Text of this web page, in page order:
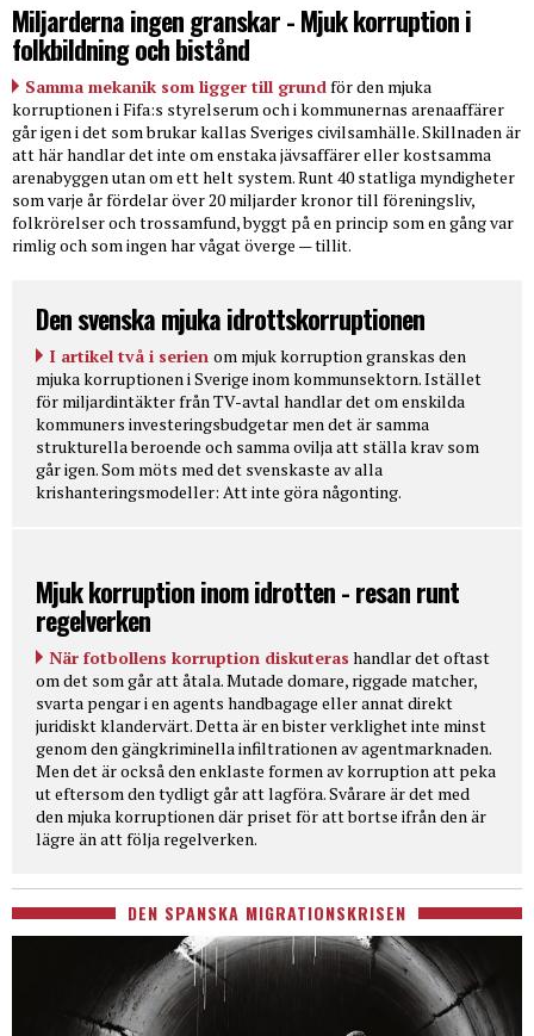
Miljarderna ingen granskar - Mjuk korruption i
folkbildning och bistånd
Samma mekanik som ligger till grundför den mjuka
korruptionen i Fifa:s styrelserum och i kommunernas arenaaffärer
går igen i det som brukar kallas Sveriges civilsamhälle. Skillnaden är
att här handlar det inte om enstaka jävsaffärer eller kostsamma
arenabyggen utan om ett helt system. Runt 40 statliga myndigheter
som varje år fördelar över 20 miljarder kronor till föreningsliv,
folkrörelser och trossamfund, byggt på en princip som en gång var
rimlig och som ingen har vågat överge — tillit.
Den svenska mjuka idrottskorruptionen
I artikel två i serien om mjuk korruption granskas den
mjuka korruptionen i Sverige inom kommunsektorn. Istället
för miljardintäkter från TV-avtal handlar det om enskilda
kommuners investeringsbudgetar men det är samma
strukturella beroende och samma ovilja att ställa krav som
går igen. Som möts med det svenskaste av alla
krishanteringsmodeller: Att inte göra någonting.
Mjuk korruption inom idrotten - resan runt
regelverken
När fotbollens korruption diskuteras handlar det oftast
om det som går att åtala. Mutade domare, riggade matcher,
svarta pengar i en agents handbagage eller annat direkt
juridiskt klandervärt. Detta är en bister verklighet inte minst
genom den gängkriminella infiltrationen av agentmarknaden.
Men det är också den enklaste formen av korruption att peka
ut eftersom den tydligt går att lagföra. Svårare är det med
den mjuka korruptionen där priset för att bortse ifrån den är
lägre än att följa regelverken.
DEN SPANSKA MIGRATIONSKRISEN